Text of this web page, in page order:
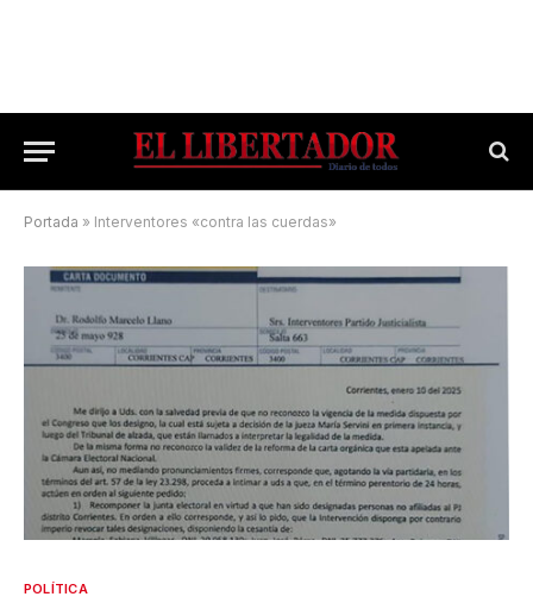
Portada » Interventores «contra las cuerdas»
POLÍTICA